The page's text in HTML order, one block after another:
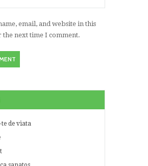
email, and website in this
next time I comment.
de viata